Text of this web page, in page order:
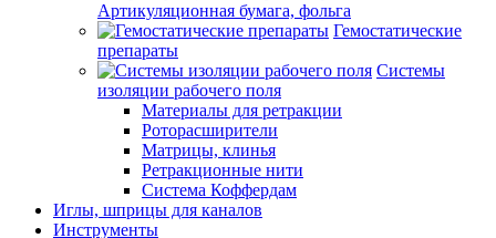
Артикуляционная бумага, фольга
Гемостатические
препараты
Системы
изоляции рабочего поля
Материалы для ретракции
Роторасширители
Матрицы, клинья
Ретракционные нити
Система Коффердам
Иглы, шприцы для каналов
Инструменты